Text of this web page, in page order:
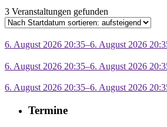
3 Veranstaltungen gefunden
6. August 2026 20:35–6. August 2026
6. August 2026 20:35–6. August 2026
6. August 2026 20:35–6. August 2026
Termine